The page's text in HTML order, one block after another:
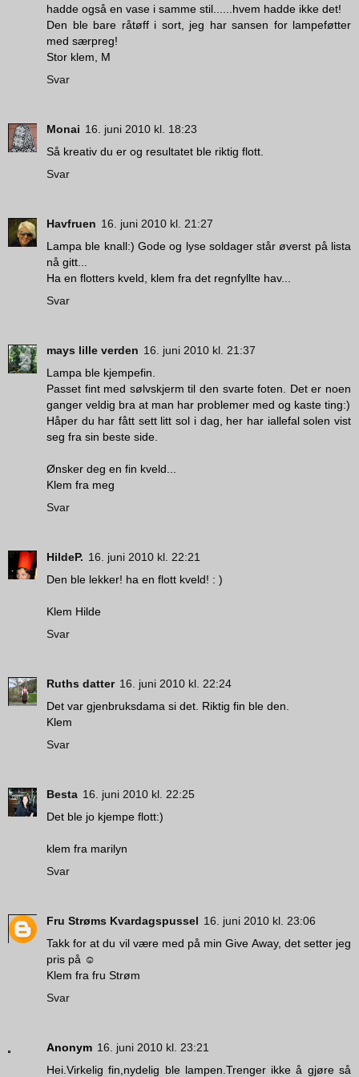
hadde også en vase i samme stil......hvem hadde ikke det!
Den ble bare råtøff i sort, jeg har sansen for lampeføtter
med særpreg!
Stor klem, M
Svar
Monai 16. juni 2010 kl. 18:23
Så kreativ du er og resultatet ble riktig flott.
Svar
Havfruen 16. juni 2010 kl. 21:27
Lampa ble knall:) Gode og lyse soldager står øverst på lista
nå gitt...
Ha en flotters kveld, klem fra det regnfyllte hav...
Svar
mays lille verden 16. juni 2010 kl. 21:37
Lampa ble kjempefin.
Passet fint med sølvskjerm til den svarte foten. Det er noen
ganger veldig bra at man har problemer med og kaste ting:)
Håper du har fått sett litt sol i dag, her har iallefal solen vist
seg fra sin beste side.
Ønsker deg en fin kveld...
Klem fra meg
Svar
HildeP. 16. juni 2010 kl. 22:21
Den ble lekker! ha en flott kveld! : )
Klem Hilde
Svar
Ruths datter 16. juni 2010 kl. 22:24
Det var gjenbruksdama si det. Riktig fin ble den.
Klem
Svar
Besta 16. juni 2010 kl. 22:25
Det ble jo kjempe flott:)
klem fra marilyn
Svar
Fru Strøms Kvardagspussel 16. juni 2010 kl. 23:06
Takk for at du vil være med på min Give Away, det setter jeg
pris på ☺
Klem fra fru Strøm
Svar
Anonym 16. juni 2010 kl. 23:21
Hei.Virkelig fin,nydelig ble lampen.Trenger ikke å gjøre så